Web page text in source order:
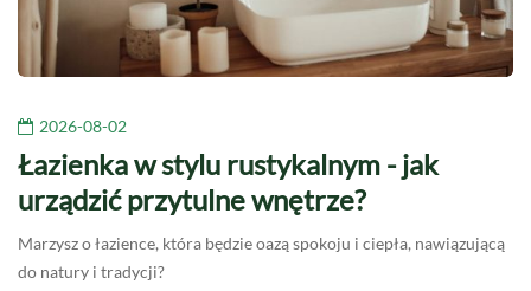
2026-08-02
Łazienka w stylu rustykalnym - jak
urządzić przytulne wnętrze?
Marzysz o łazience, która będzie oazą spokoju i ciepła, nawiązującą
do natury i tradycji?